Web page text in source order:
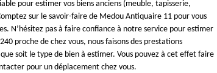
pour estimer vos biens anciens (meuble, tapisserie,
sur le savoir-faire de Medou Antiquaire 11 pour vous
N’hésitez pas à faire confiance à notre service pour estimer
proche de chez vous, nous faisons des prestations
soit le type de bien à estimer. Vous pouvez à cet effet faire
pour un déplacement chez vous.